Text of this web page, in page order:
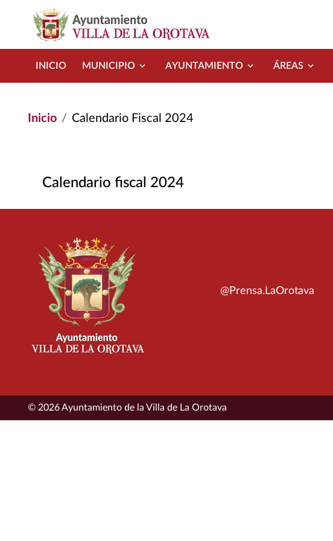
INICIO MUNICIPIO AYUNTAMIENTO ÁREAS
Inicio Calendario Fiscal 2024
Calendario fiscal 2024
@Prensa.LaOrotava
© 2026 Ayuntamiento de la Villa de La Orotava